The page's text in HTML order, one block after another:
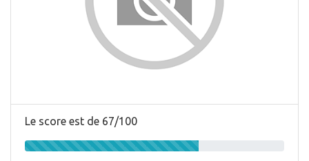
Le score est de 67/100